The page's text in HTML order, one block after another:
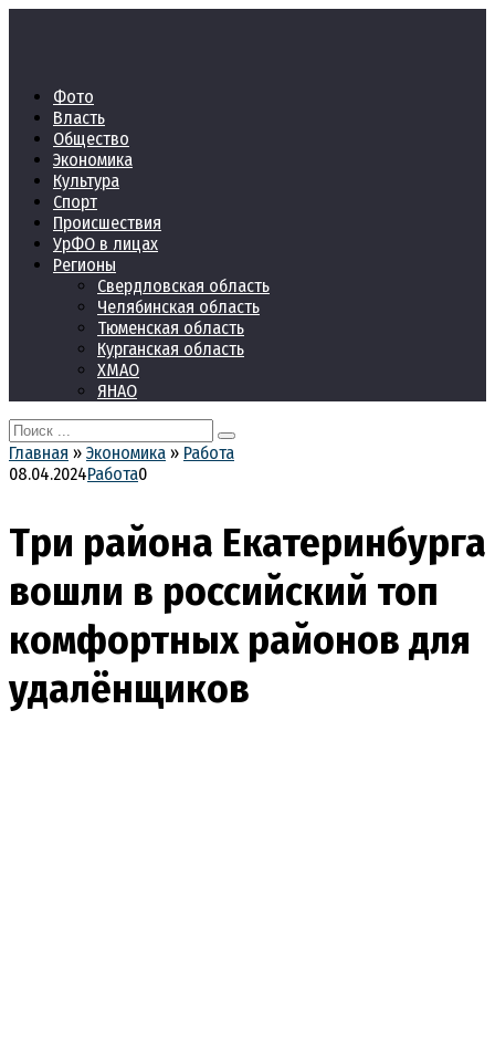
Фото
Власть
Общество
Экономика
Культура
Спорт
Происшествия
УрФО в лицах
Регионы
Свердловская область
Челябинская область
Тюменская область
Курганская область
ХМАО
ЯНАО
Search
for:
Главная » Экономика » Работа
08.04.2024Работа0
Три района Екатеринбурга
вошли в российский топ
комфортных районов для
удалёнщиков